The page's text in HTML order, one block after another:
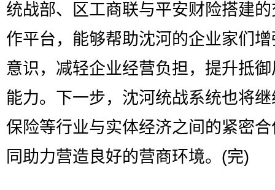
统战部、区工商联与平安财险搭建
作平台，能够帮助沈河的企业家们
意识，减轻企业经营负担，提升抵
能力。下一步，沈河统战系统也将
保险等行业与实体经济之间的紧密
同助力营造良好的营商环境。(完)